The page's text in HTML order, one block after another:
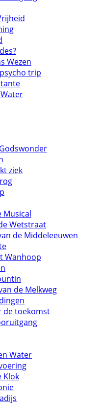
Wezen
trip
ziek
Musical
Wetstraat
de Middeleeuwen
Wanhoop
de Melkweg
de toekomst
Water
Klok